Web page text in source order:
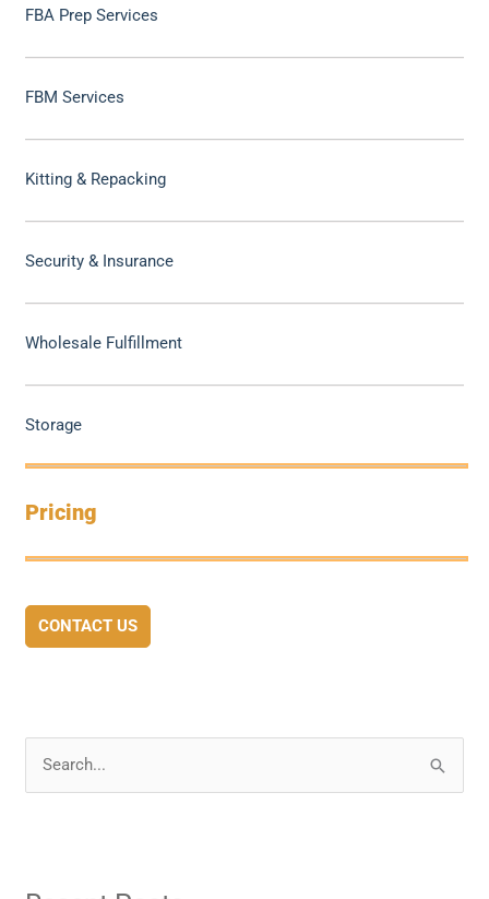
FBA Prep Services
FBM Services
Kitting & Repacking
Security & Insurance
Wholesale Fulfillment
Storage
Pricing
CONTACT US